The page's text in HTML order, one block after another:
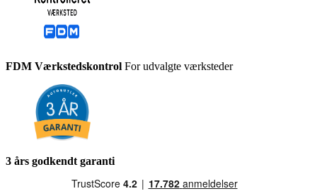
FDM Værkstedskontrol For udvalgte værksteder
3 års godkendt garanti